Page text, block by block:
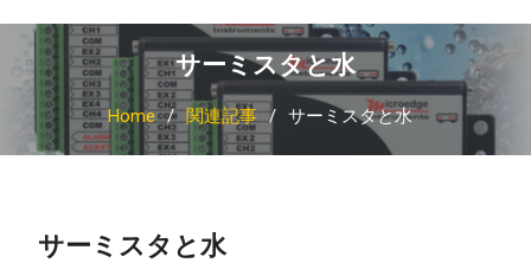
サーミスタと水
Home 関連記事 サーミスタと水
サーミスタと水